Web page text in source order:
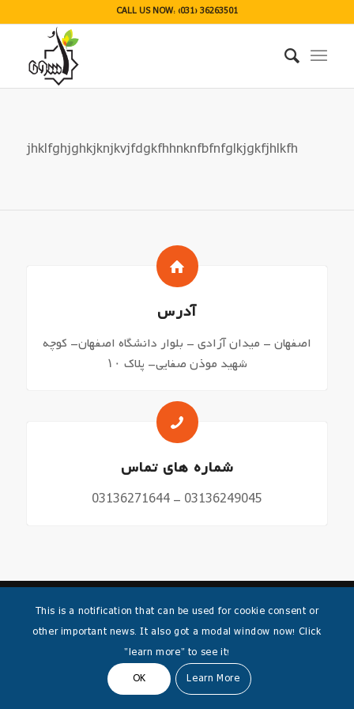
CALL US NOW: (031) 36263501
jhklfghjghkjknjkvjfdgkfhhnknfbfnfglkjgkfjhlkfh
آدرس
اصفهان – میدان آزادی – بلوار دانشگاه اصفهان- کوچه
شهید موذن صفایی- پلاک ۱۰
شماره های تماس
03136271644 – 03136249045
This is a notification that can be used for cookie consent or
other important news. It also got a modal window now! Click
"learn more" to see it!
OK
Learn More